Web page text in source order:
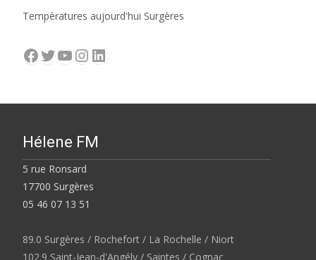
Températures aujourd'hui Surgères
Facebook
Twitter
YouTube
Instagram
LinkedIn
Hélene FM
5 rue Ronsard
17700 Surgères
05 46 07 13 51
89.0 Surgères / Rochefort / La Rochelle / Niort
102.9 Saint-Jean-d'Angély / Saintes / Cognac